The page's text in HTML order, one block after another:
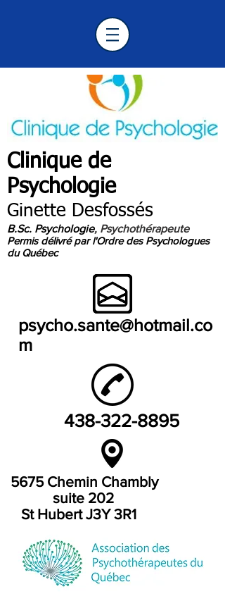
Clinique de
Psychologie
Ginette Desfossés
B.Sc. Psychologie, Psychothérapeute
Permis délivré par l'Ordre des Psychologues
du Québec
psycho.sante@hotmail.co
m
438-322-8895
5675 Chemin Chambly
suite 202
St Hubert J3Y 3R1